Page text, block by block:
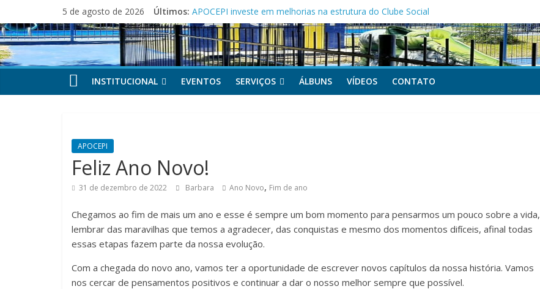
para
o
conteúdo
5 de agosto de 2026 Últimos: APOCEPI investe em melhorias na estrutura do Clube Social
Festa dos Pais e das Mães da APOCEPI
APOCEPI conquista a primeira vitória no Campeonato 50tão!
Parabéns!
Felicidades!
INSTITUCIONAL
EVENTOS SERVIÇOS ÁLBUNS VÍDEOS CONTATO
APOCEPI
Feliz Ano Novo!
31 de dezembro de 2022 Barbara Ano Novo, Fim de ano
Chegamos ao fim de mais um ano e esse é sempre um bom momento para pensarmos um pouco sobre a vida,
lembrar das maravilhas que temos a agradecer, das conquistas e mesmo dos momentos difíceis, afinal todas
essas etapas fazem parte da nossa evolução.
Com a chegada do novo ano, vamos ter a oportunidade de escrever novos capítulos da nossa história. Vamos
nos cercar de pensamentos positivos e continuar a dar o nosso melhor sempre que possível.